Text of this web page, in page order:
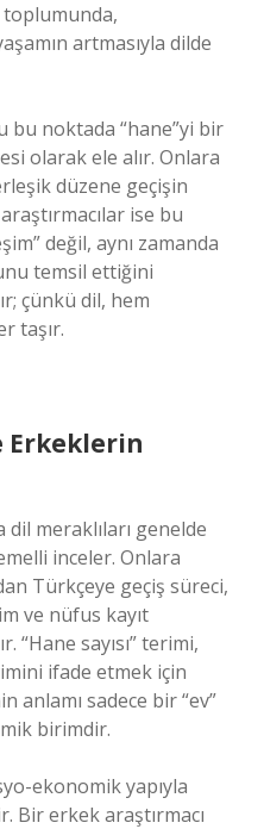
toplumunda,
artmasıyla dilde
bu noktada “hane”yi bir
olarak ele alır. Onlara
düzene geçişin
ise bu
değil, aynı zamanda
temsil ettiğini
çünkü dil, hem
taşır.
Erkeklerin
meraklıları genelde
inceler. Onlara
Türkçeye geçiş süreci,
ve nüfus kayıt
“Hane sayısı” terimi,
ifade etmek için
anlamı sadece bir “ev”
birimdir.
ekonomik yapıyla
Bir erkek araştırmacı